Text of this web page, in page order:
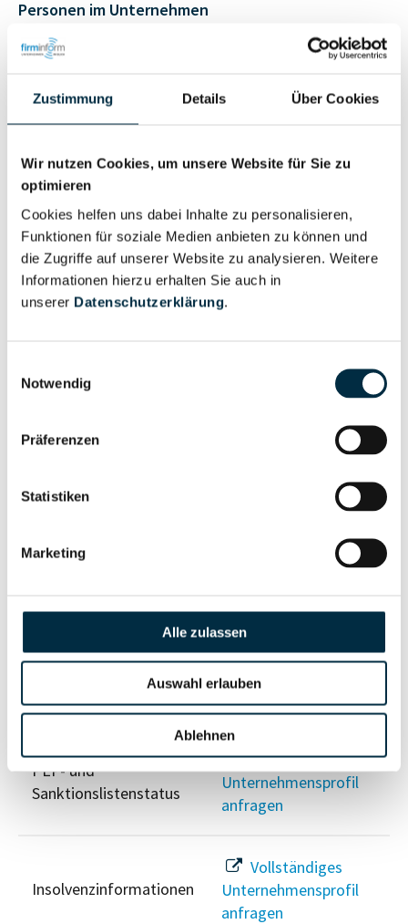
Zustimmung Details Über Cookies
Wir nutzen Cookies, um unsere Website für Sie zu
optimieren
Cookies helfen uns dabei Inhalte zu personalisieren,
Funktionen für soziale Medien anbieten zu können und
die Zugriffe auf unserer Website zu analysieren. Weitere
Informationen hierzu erhalten Sie auch in
unserer Datenschutzerklärung.
Notwendig
Präferenzen
Statistiken
Marketing
Alle zulassen
Auswahl erlauben
Ablehnen
Personen im Unternehmen
Nutzer
Wirtschaftlich
Berechtigter
Vollständiges
Eigentums- und Kontrollstruktur
Unternehmensprofil
Vollständiges
Unternehmensprofil
Vollständiges
anfragen
Risikoinformationen
PEP- und
Sanktionslistenstatus
Vollständiges
Unternehmensprofil
anfragen
Insolvenzinformationen
Vollständiges
Unternehmensprofil
anfragen